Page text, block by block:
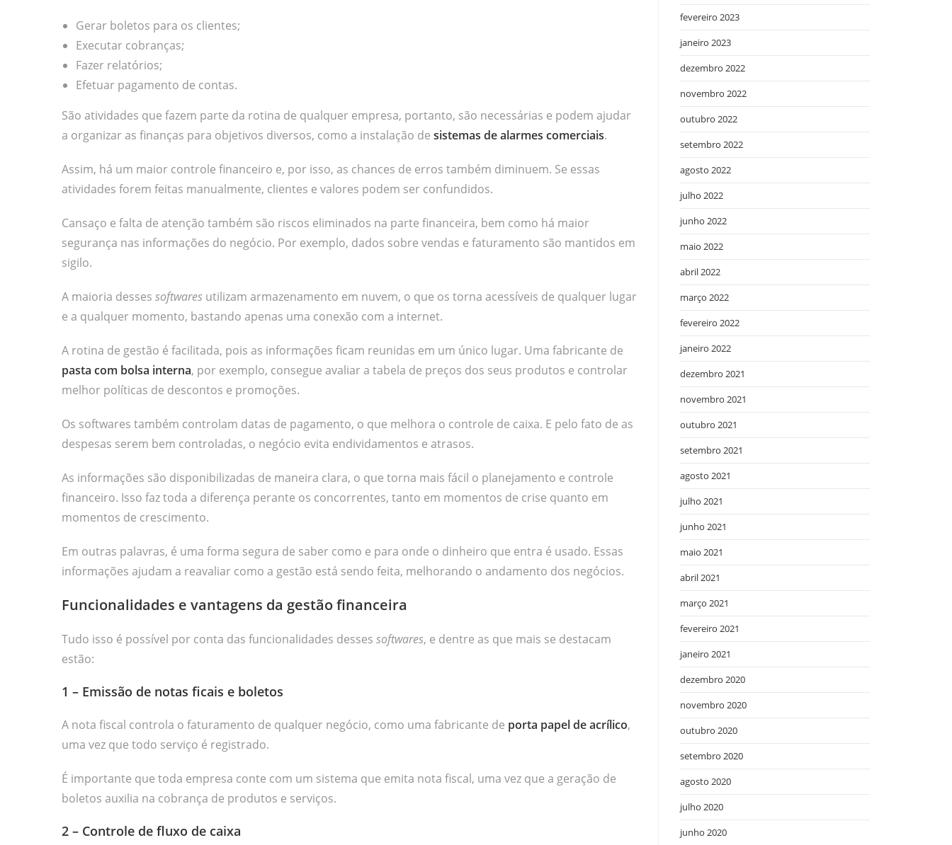
Gerar boletos para os clientes;
Executar cobranças;
Fazer relatórios;
Efetuar pagamento de contas.
São atividades que fazem parte da rotina de qualquer empresa, portanto, são necessárias e podem ajudar
a organizar as finanças para objetivos diversos, como a instalação de sistemas de alarmes comerciais.
Assim, há um maior controle financeiro e, por isso, as chances de erros também diminuem. Se essas
atividades forem feitas manualmente, clientes e valores podem ser confundidos.
Cansaço e falta de atenção também são riscos eliminados na parte financeira, bem como há maior
segurança nas informações do negócio. Por exemplo, dados sobre vendas e faturamento são mantidos em
sigilo.
A maioria desses softwaresutilizam armazenamento em nuvem, o que os torna acessíveis de qualquer lugar
e a qualquer momento, bastando apenas uma conexão com a internet.
A rotina de gestão é facilitada, pois as informações ficam reunidas em um único lugar. Uma fabricante de
pasta com bolsa interna, por exemplo, consegue avaliar a tabela de preços dos seus produtos e controlar
melhor políticas de descontos e promoções.
Os softwares também controlam datas de pagamento, o que melhora o controle de caixa. E pelo fato de as
despesas serem bem controladas, o negócio evita endividamentos e atrasos.
As informações são disponibilizadas de maneira clara, o que torna mais fácil o planejamento e controle
financeiro. Isso faz toda a diferença perante os concorrentes, tanto em momentos de crise quanto em
momentos de crescimento.
Em outras palavras, é uma forma segura de saber como e para onde o dinheiro que entra é usado. Essas
informações ajudam a reavaliar como a gestão está sendo feita, melhorando o andamento dos negócios.
Funcionalidades e vantagens da gestão financeira
Tudo isso é possível por conta das funcionalidades desses softwares, e dentre as que mais se destacam
estão:
1 – Emissão de notas ficais e boletos
A nota fiscal controla o faturamento de qualquer negócio, como uma fabricante de porta papel de acrílico,
uma vez que todo serviço é registrado.
É importante que toda empresa conte com um sistema que emita nota fiscal, uma vez que a geração de
boletos auxilia na cobrança de produtos e serviços.
2 – Controle de fluxo de caixa
fevereiro 2023
janeiro 2023
dezembro 2022
novembro 2022
outubro 2022
setembro 2022
agosto 2022
julho 2022
junho 2022
maio 2022
abril 2022
março 2022
fevereiro 2022
janeiro 2022
dezembro 2021
novembro 2021
outubro 2021
setembro 2021
agosto 2021
julho 2021
junho 2021
maio 2021
abril 2021
março 2021
fevereiro 2021
janeiro 2021
dezembro 2020
novembro 2020
outubro 2020
setembro 2020
agosto 2020
julho 2020
junho 2020